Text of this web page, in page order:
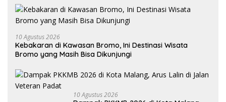
10 Agustus 2026
Kebakaran di Kawasan Bromo, Ini Destinasi Wisata
Bromo yang Masih Bisa Dikunjungi
10 Agustus 2026